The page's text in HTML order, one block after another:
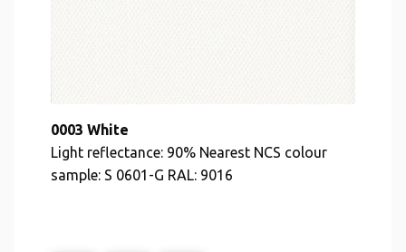
0003 White
Light reflectance: 90% Nearest NCS colour
sample: S 0601-G RAL: 9016